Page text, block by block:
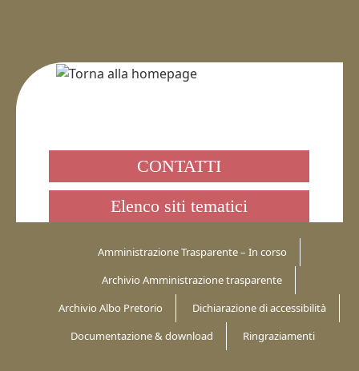
CONTATTI
Elenco siti tematici
Amministrazione Trasparente – In corso
Archivio Amministrazione trasparente
Archivio Albo Pretorio
Dichiarazione di accessibilità
Documentazione & download
Ringraziamenti